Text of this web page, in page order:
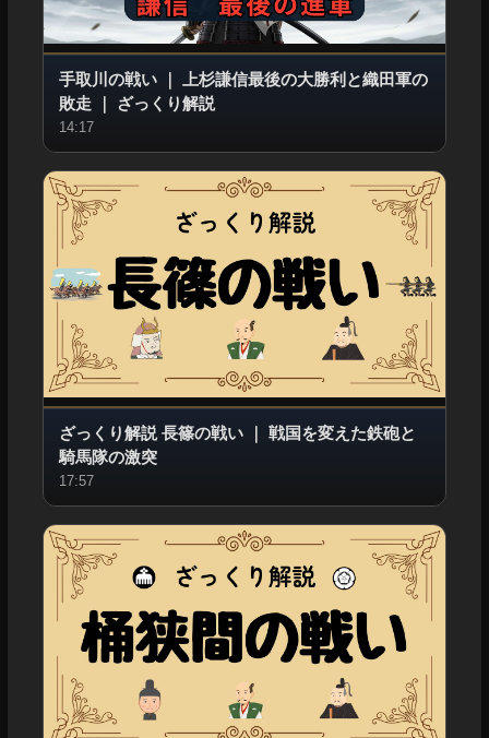
手取川の戦い｜
上杉謙信最後の大勝利と織田軍の
敗走｜ ざっくり解説
14:17
ざっくり解説 長篠の戦い｜ 戦国を変えた鉄砲と
騎馬隊の激突
17:57